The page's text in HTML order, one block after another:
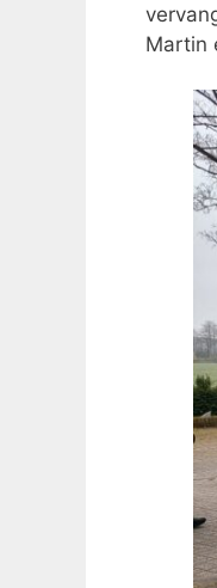
Martin